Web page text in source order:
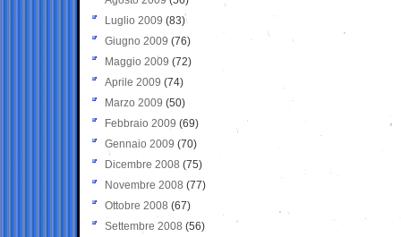
Luglio 2009 (83)
Giugno 2009 (76)
Maggio 2009 (72)
Aprile 2009 (74)
Marzo 2009 (50)
Febbraio 2009 (69)
Gennaio 2009 (70)
Dicembre 2008 (75)
Novembre 2008 (77)
Ottobre 2008 (67)
Settembre 2008 (56)